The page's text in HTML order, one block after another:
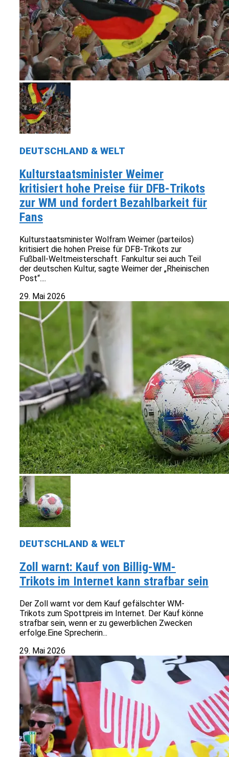
DEUTSCHLAND & WELT
Kulturstaatsminister Weimer
kritisiert hohe Preise für DFB-Trikots
zur WM und fordert Bezahlbarkeit für
Fans
Kulturstaatsminister Wolfram Weimer (parteilos)
kritisiert die hohen Preise für DFB-Trikots zur
Fußball-Weltmeisterschaft. Fankultur sei auch Teil
der deutschen Kultur, sagte Weimer der „Rheinischen
Post“....
29. Mai 2026
DEUTSCHLAND & WELT
Zoll warnt: Kauf von Billig-WM-
Trikots im Internet kann strafbar sein
Der Zoll warnt vor dem Kauf gefälschter WM-
Trikots zum Spottpreis im Internet. Der Kauf könne
strafbar sein, wenn er zu gewerblichen Zwecken
erfolge.Eine Sprecherin...
29. Mai 2026